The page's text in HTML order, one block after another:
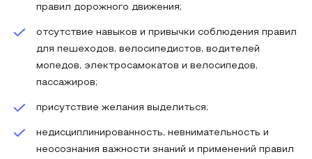
правил дорожного движения;
отсутствие навыков и привычки соблюдения правил
для пешеходов, велосипедистов, водителей
мопедов, электросамокатов и велосипедов,
пассажиров;
присутствие желания выделиться;
недисциплинированность, невнимательность и
неосознания важности знаний и применений правил